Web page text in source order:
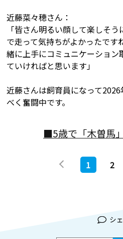
近藤菜々穂さん：
「皆さん明るい顔して楽しそ
で走って気持ちがよかったです
緒に上手にコミュニケーション
ていければと思います」
近藤さんは飼育員になって
べく奮闘中です。
■5歳で「木曽馬
1 2
シ